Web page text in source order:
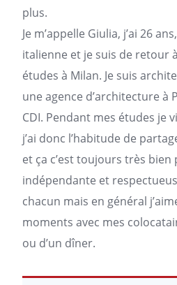
plus.
Je m’appelle Giulia, j’ai 26
italienne et je suis de retour à
études à Milan. Je suis
une agence d’architecture à
CDI. Pendant mes études je
j’ai donc l’habitude de
et ça c’est toujours très bien
indépendante et
chacun mais en général
moments avec mes
ou d’un dîner.